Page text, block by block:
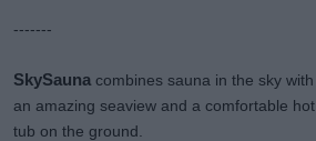
-------
SkySauna combines sauna in the sky with
an amazing seaview and a comfortable hot
tub on the ground.